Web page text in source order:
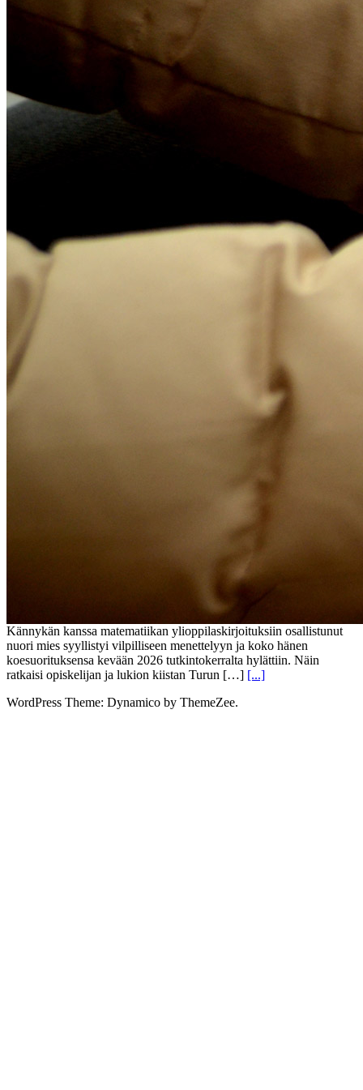
Kännykän kanssa matematiikan ylioppilaskirjoituksiin osallistunut
nuori mies syyllistyi vilpilliseen menettelyyn ja koko hänen
koesuorituksensa kevään 2026 tutkintokerralta hylättiin. Näin
ratkaisi opiskelijan ja lukion kiistan Turun […] [...]
WordPress Theme: Dynamico by ThemeZee.